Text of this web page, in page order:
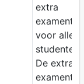
extra
examentijd
voor alle
studenten.
De extra
examentijd